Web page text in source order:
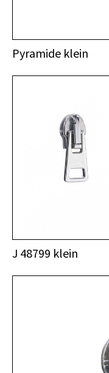
Pyramide klein
J 48799 klein